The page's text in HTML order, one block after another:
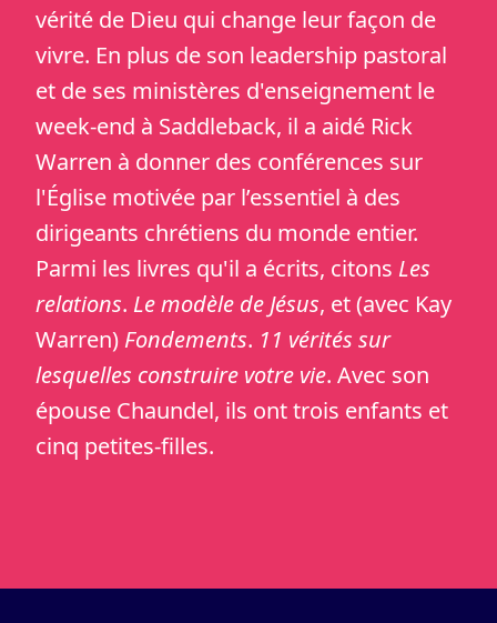
vérité de Dieu qui change leur façon de
vivre. En plus de son leadership pastoral
et de ses ministères d'enseignement le
week-end à Saddleback, il a aidé Rick
Warren à donner des conférences sur
l'Église motivée par l’essentiel à des
dirigeants chrétiens du monde entier.
Parmi les livres qu'il a écrits, citons Les
relations. Le modèle de Jésus, et (avec Kay
Warren) Fondements. 11 vérités sur
lesquelles construire votre vie. Avec son
épouse Chaundel, ils ont trois enfants et
cinq petites-filles.